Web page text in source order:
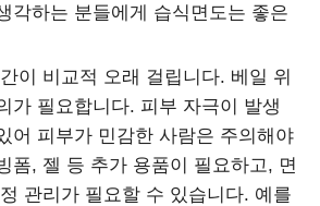
각하는 분들에게 습식면도는 좋은
이 비교적 오래 걸립니다. 베일 위
가 필요합니다. 피부 자극이 발생
어 피부가 민감한 사람은 주의해야
폼, 젤 등 추가 용품이 필요하고, 면
관리가 필요할 수 있습니다. 예를